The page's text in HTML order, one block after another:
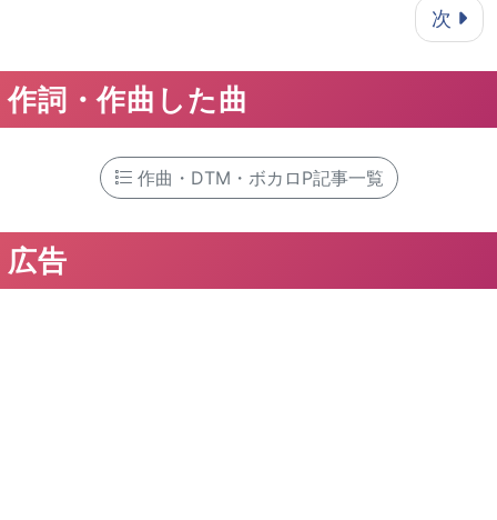
次
作詞・作曲した曲
作曲・DTM・ボカロP記事一覧
広告